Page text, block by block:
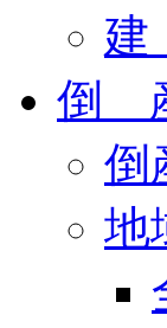
倒
倒
地